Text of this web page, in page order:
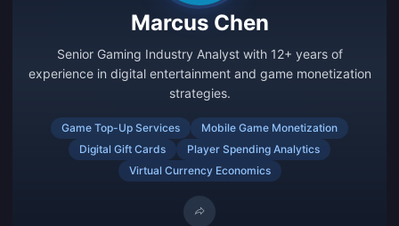
Marcus Chen
Senior Gaming Industry Analyst with 12+ years of
experience in digital entertainment and game monetization
strategies.
Game Top-Up Services
Mobile Game Monetization
Digital Gift Cards
Player Spending Analytics
Virtual Currency Economics